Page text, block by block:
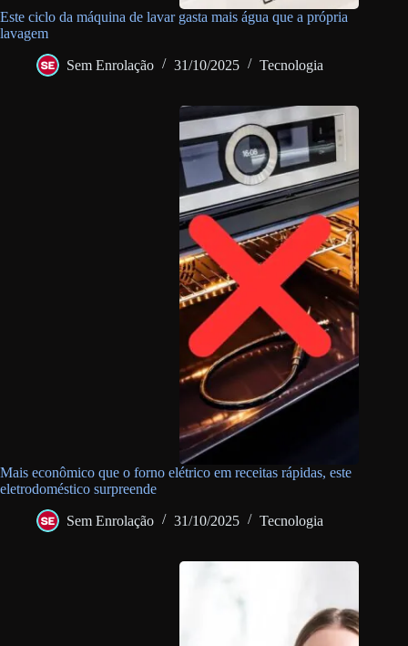
Este ciclo da máquina de lavar gasta mais água que a própria
lavagem
Sem Enrolação 31/10/2025 Tecnologia
Mais econômico que o forno elétrico em receitas rápidas, este
eletrodoméstico surpreende
Sem Enrolação 31/10/2025 Tecnologia